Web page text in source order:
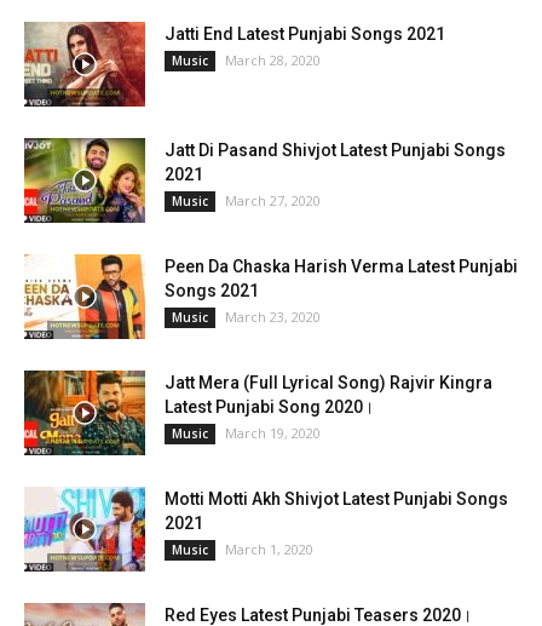
Jatti End Latest Punjabi Songs 2021
Music March 28, 2020
Jatt Di Pasand Shivjot Latest Punjabi Songs
2021
Music March 27, 2020
Peen Da Chaska Harish Verma Latest Punjabi
Songs 2021
Music March 23, 2020
Jatt Mera (Full Lyrical Song) Rajvir Kingra
Latest Punjabi Song 2020।
Music March 19, 2020
Motti Motti Akh Shivjot Latest Punjabi Songs
2021
Music March 1, 2020
Red Eyes Latest Punjabi Teasers 2020।